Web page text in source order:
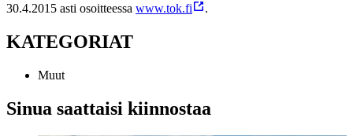
30.4.2015 asti osoitteessa www.tok.fi .
KATEGORIAT
Muut
Sinua saattaisi kiinnostaa